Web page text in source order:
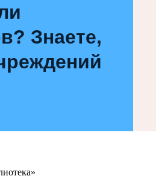
Знаете,